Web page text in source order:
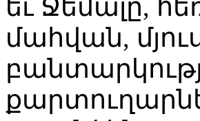
եւ Ջեմալը,
մահվան,